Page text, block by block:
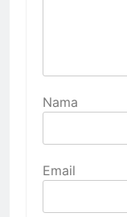
Nama
Email